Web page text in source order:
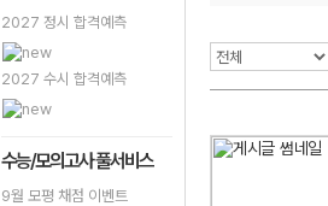
2027 정시 합격예측
2027 수시 합격예측
수능/모의고사 풀서비스
9월 모평 채점 이벤트